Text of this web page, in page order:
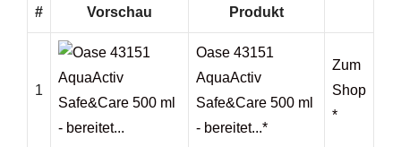
# Vorschau Produkt
1
Oase 43151
AquaActiv
Safe&Care 500 ml
- bereitet...*
Zum
Shop
*